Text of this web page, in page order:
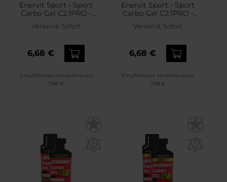
Enervit Sport - Sport
Carbo Gel C2:1PRO -
Energiegel - 2 x 60 ml -
Orange
Versand: Sofort
6,68 €
Empfohlener Herstellerpreis
7,88 €
Enervit Sport - Sport
Carbo Gel C2:1PRO -
Energiegel - 2 x 60 ml -
Mango
Versand: Sofort
6,68 €
Empfohlener Herstellerpreis
7,88 €